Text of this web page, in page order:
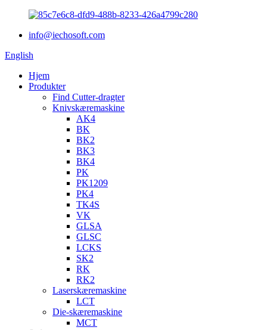
info@iechosoft.com
English
Hjem
Produkter
Find Cutter-dragter
Knivskæremaskine
AK4
BK
BK2
BK3
BK4
PK
PK1209
PK4
TK4S
VK
GLSA
GLSC
LCKS
SK2
RK
RK2
Laserskæremaskine
LCT
Die-skæremaskine
MCT